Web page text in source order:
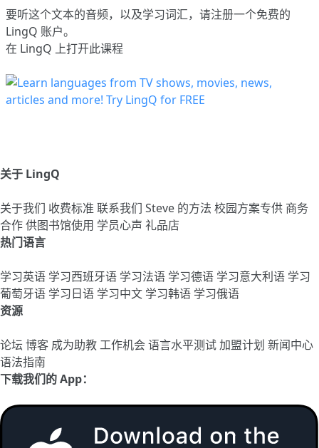
要听这个文本的音频，以及学习词汇，请注册一个免费的
LingQ 账户。
在 LingQ 上打开此课程
关于 LingQ
关于我们 收费标准 联系我们 Steve 的方法 校园方案专供 商务
合作供图书馆使用 学员心声 礼品店
热门语言
学习英语 学习西班牙语 学习法语 学习德语 学习意大利语 学习
葡萄牙语 学习日语 学习中文 学习韩语 学习俄语
资源
论坛 博客 成为助教工作机会语言水平测试加盟计划 新闻中心
语法指南
下载我们的 App：